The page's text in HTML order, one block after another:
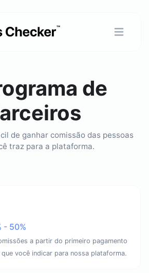
de
de ganhar comissão das pessoas
traz para a plataforma.
- 50%
a partir do primeiro pagamento
você indicar para nossa plataforma.